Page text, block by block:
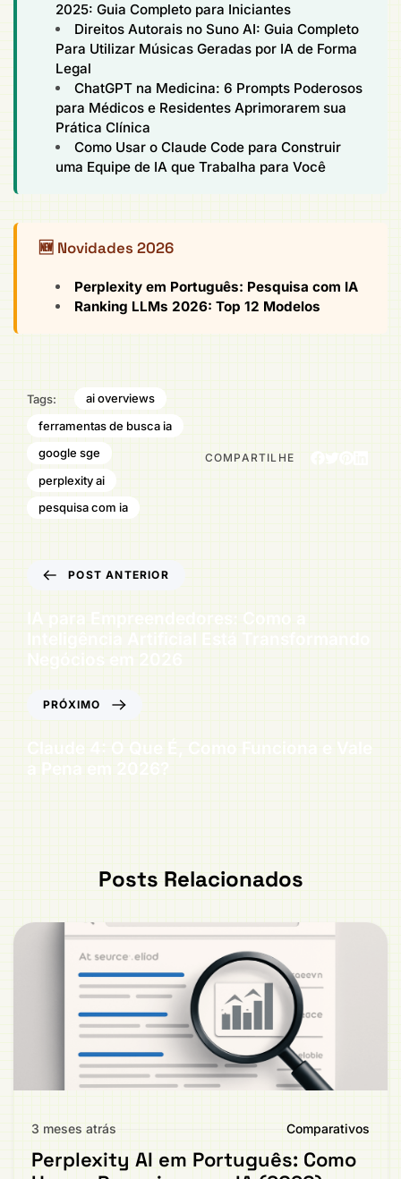
2025: Guia Completo para Iniciantes
Direitos Autorais no Suno AI: Guia Completo
Para Utilizar Músicas Geradas por IA de Forma
Legal
ChatGPT na Medicina: 6 Prompts Poderosos
para Médicos e Residentes Aprimorarem sua
Prática Clínica
Como Usar o Claude Code para Construir
uma Equipe de IA que Trabalha para Você
🆕 Novidades 2026
Perplexity em Português: Pesquisa com IA
Ranking LLMs 2026: Top 12 Modelos
Tags:
ai overviews
ferramentas de busca ia
google sge
perplexity ai
pesquisa com ia
COMPARTILHE
POST ANTERIOR
IA para Empreendedores: Como a
Inteligência Artificial Está Transformando
Negócios em 2026
PRÓXIMO
Claude 4: O Que É, Como Funciona e Vale
a Pena em 2026?
Posts Relacionados
3 meses atrás Comparativos
Perplexity AI em Português: Como